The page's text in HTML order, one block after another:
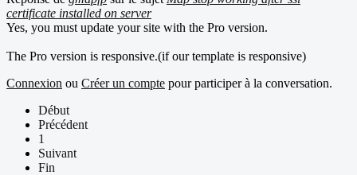
certificate installed on server
Yes, you must update your site with the Pro version.
The Pro version is responsive.(if our template is responsive)
Connexion ou Créer un compte pour participer à la conversation.
Début
Précédent
1
Suivant
Fin